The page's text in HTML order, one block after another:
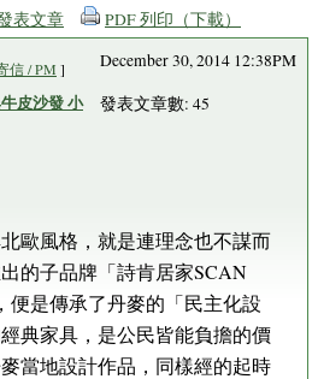
表文章 PDF 列印（下載）
信 / PM ]
皮沙發 小
December 30, 2014 12:38PM
發表文章數: 45
歐風格，就是連理念也不謀而
的子品牌「詩肯居家SCAN
是傳承了丹麥的「民主化設
典家具，是公民皆能負擔的價
當地設計作品，同樣經的起時